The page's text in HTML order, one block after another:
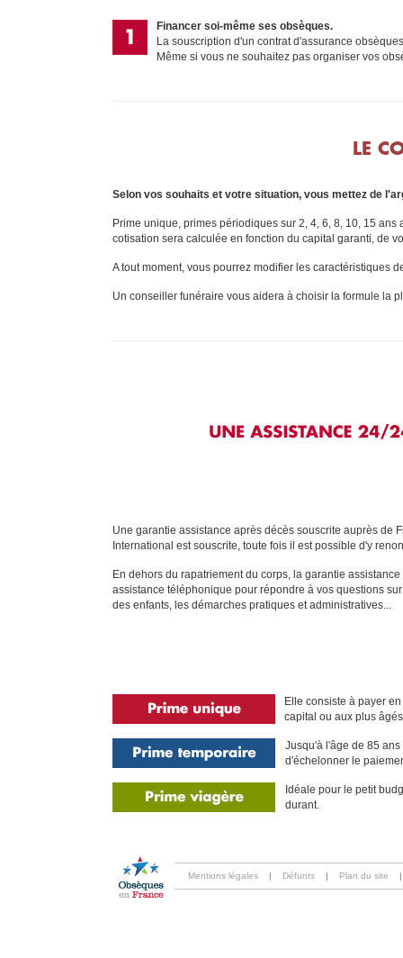
Financer soi-même ses obsèques.
La souscription d'un contrat d'assurance
Même si vous ne souhaitez pas organiser vos
LE
Selon vos souhaits et votre situation, vous mettez de
Prime unique, primes périodiques sur 2, 4, 6, 8, 10, 15
cotisation sera calculée en fonction du capital garanti, de
A tout moment, vous pourrez modifier les caractéristiques
Un conseiller funéraire vous aidera à choisir la formule la
Une garantie assistance après décès souscrite auprès de
International est souscrite, toute fois il est possible d'y
En dehors du rapatriement du corps, la garantie
assistance téléphonique pour répondre à vos questions
des enfants, les démarches pratiques et administratives...
Elle consiste à payer
capital ou aux plus
Jusqu'à l'âge de 85
d'échelonner le
Idéale pour le petit
durant.
Mentions légales | Défunts | Plan du site |